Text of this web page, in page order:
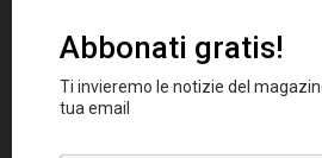
collaborazione con
Roma UnitelmaSapienza,
il tasso di resi in base alle